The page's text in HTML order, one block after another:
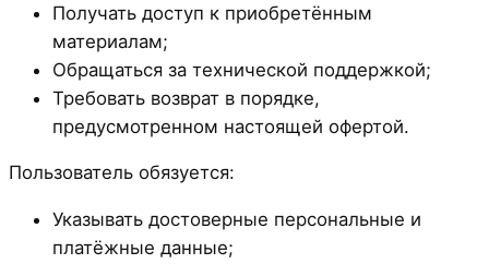
Получать доступ к приобретённым
материалам;
Обращаться за технической поддержкой;
Требовать возврат в порядке,
предусмотренном настоящей офертой.
Пользователь обязуется:
Указывать достоверные персональные и
платёжные данные;